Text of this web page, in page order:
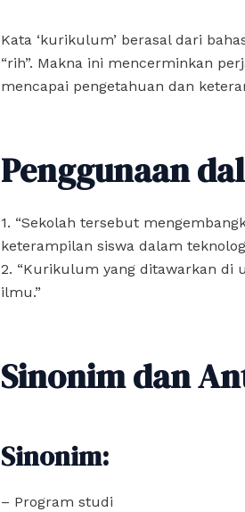
Kata ‘kurikulum’ berasal dari
“rih”. Makna ini mencerminkan
mencapai pengetahuan dan
Penggunaan
1. “Sekolah tersebut
keterampilan siswa dalam
2. “Kurikulum yang ditawarkan di
ilmu.”
Sinonim dan
Sinonim:
– Program studi